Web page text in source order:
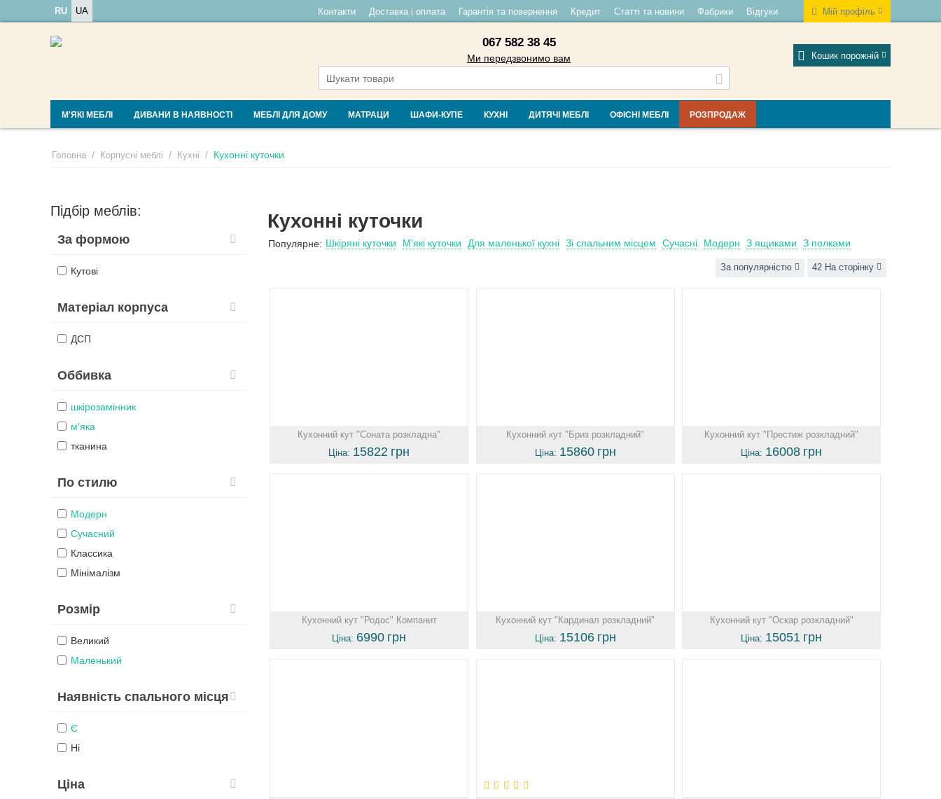
RU UA Мій профіль
Контакти Доставка і оплата Гарантія та повернення Кредит Статті та новини Фабрики Відгуки
067 582 38 45
Ми передзвонимо вам Кошик порожній
М'ЯКІ МЕБЛІ ДИВАНИ В НАЯВНОСТІ МЕБЛІ ДЛЯ ДОМУ МАТРАЦИ ШАФИ-КУПЕ КУХНІ ДИТЯЧІ МЕБЛІ ОФІСНІ МЕБЛІ РОЗПРОДАЖ
Головна / Корпусні меблі / Кухні / Кухонні куточки
Підбір меблів:
За формою
Кутові
Матеріал корпуса
ДСП
Оббивка
шкірозамінник
м'яка
тканина
По стилю
Модерн
Сучасний
Классика
Мінімалізм
Розмір
Великий
Маленький
Наявність спального місця
Є
Ні
Ціна
Кухонні куточки
Популярне: Шкіряні куточки М'які куточки Для маленької кухні Зі спальним місцем Сучасні Модерн З ящиками З полками
За популярністю 42 На сторінку
Кухонний кут "Соната розкладна"
Ціна: 15822 грн
Кухонний кут "Бриз розкладний"
Ціна: 15860 грн
Кухонний кут "Престиж розкладний"
Ціна: 16008 грн
Кухонний кут "Родос" Компанит
Ціна: 6990 грн
Кухонний кут "Кардинал розкладний"
Ціна: 15106 грн
Кухонний кут "Оскар розкладний"
Ціна: 15051 грн